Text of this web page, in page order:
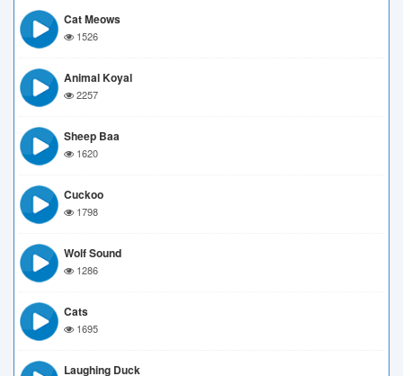
Cat Meows
1526
Animal Koyal
2257
Sheep Baa
1620
Cuckoo
1798
Wolf Sound
1286
Cats
1695
Laughing Duck